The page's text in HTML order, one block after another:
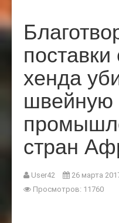
хенда
швейную
стран
User42
26 марта
Просмотров: 11760